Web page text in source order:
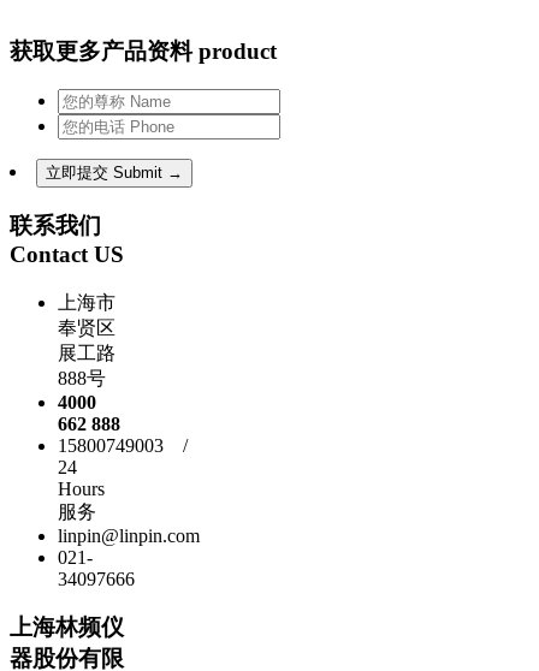
获取更多产品资料 product
联系我们
Contact US
上海市
奉贤区
展工路
888号
4000
662 888
15800749003 /
24
Hours
服务
linpin@linpin.com
021-
34097666
上海林频仪
器股份有限